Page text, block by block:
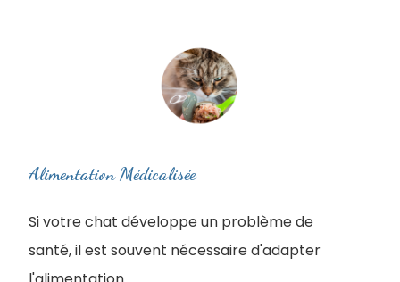
Alimentation Médicalisée
Si votre chat développe un problème de
santé, il est souvent nécessaire d'adapter